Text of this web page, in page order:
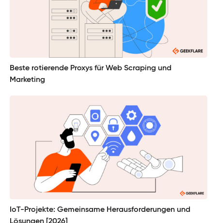
Beste rotierende Proxys für Web Scraping und
Marketing
IoT-Projekte: Gemeinsame Herausforderungen und